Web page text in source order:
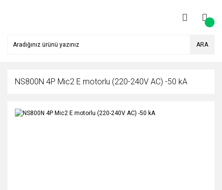
ARA
NS800N 4P Mic2 E motorlu (220-240V AC) -50 kA